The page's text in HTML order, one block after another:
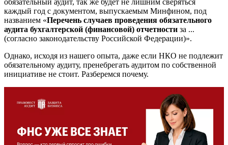
каждый год с документом, выпускаемым Минфином, под
названием «Перечень случаев проведения обязательного
аудита бухгалтерской (финансовой) отчетности за ...
(согласно законодательству Российской Федерации)».
Однако, исходя из нашего опыта, даже если НКО не подлежит
обязательному аудиту, пренебрегать аудитом по собственной
инициативе не стоит. Разберемся почему.